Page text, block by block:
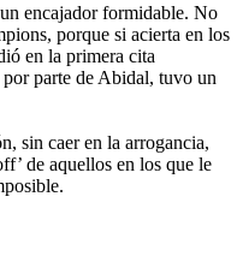
encajador formidable. No
porque si acierta en los
en la primera cita
parte de Abidal, tuvo un
sin caer en la arrogancia,
de aquellos en los que le